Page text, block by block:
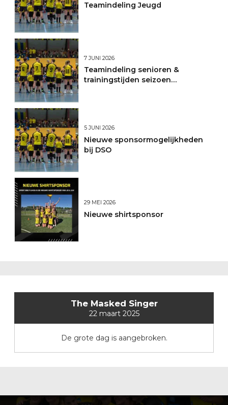
Teamindeling Jeugd
7 JUNI 2026
Teamindeling senioren &
trainingstijden seizoen
5 JUNI 2026
Nieuwe sponsormogelijkheden
bij DSO
29 MEI 2026
Nieuwe shirtsponsor
The Masked Singer
22 maart 2025
De grote dag is aangebroken.